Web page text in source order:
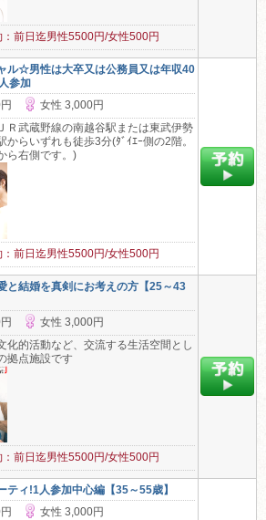
：前日迄男性5500円/女性500円
ル☆男性は大卒又は公務員又は年収40
参加
円
女性 3,000円
Ｒ武蔵野線の南越谷駅または東武伊勢
からいずれも徒歩3分(ﾀﾞｲｴｰ側の2階。
ら右側です。)
：前日迄男性5500円/女性500円
と結婚を真剣にお考えの方【25～43
円
女性 3,000円
化的活動など、交流する生活空間とし
拠点施設です
：前日迄男性5500円/女性500円
ティ!1人参加中心編【35～55歳】
円
女性 3,000円